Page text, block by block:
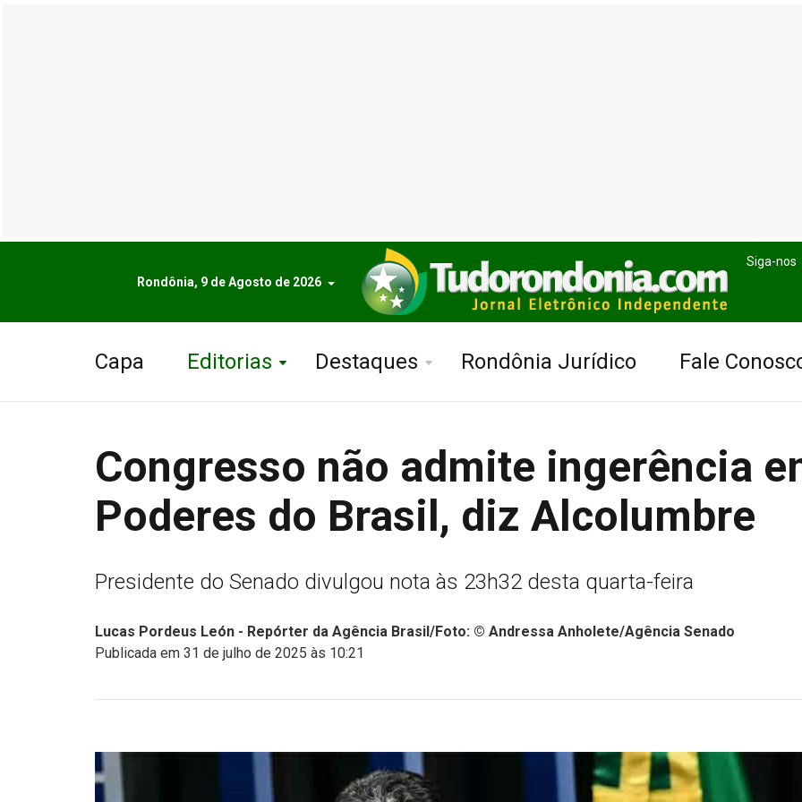
Rondônia, 9 de Agosto de 2026
Siga-nos
Capa Editorias Destaques Rondônia Jurídico Fale
Congresso não admite ingerência
Poderes do Brasil, diz Alcolumbre
Presidente do Senado divulgou nota às 23h32 desta quarta-feira
Lucas Pordeus León - Repórter da Agência Brasil/Foto: © Andressa Anholete/Agência Senado
Publicada em 31 de julho de 2025 às 10:21